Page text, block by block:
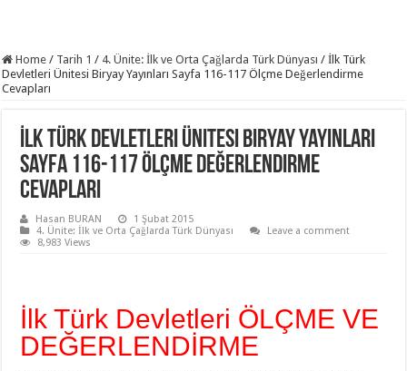
Home / Tarih 1 / 4. Ünite: İlk ve Orta Çağlarda Türk Dünyası / İlk Türk
Devletleri Ünitesi Biryay Yayınları Sayfa 116-117 Ölçme Değerlendirme
Cevapları
İlk Türk Devletleri Ünitesi Biryay Yayınları
Sayfa 116-117 Ölçme Değerlendirme
Cevapları
Hasan BURAN
1 Şubat 2015
4. Ünite: İlk ve Orta Çağlarda Türk Dünyası
Leave a comment
8,983 Views
İlk Türk Devletleri ÖLÇME VE
DEĞERLENDİRME